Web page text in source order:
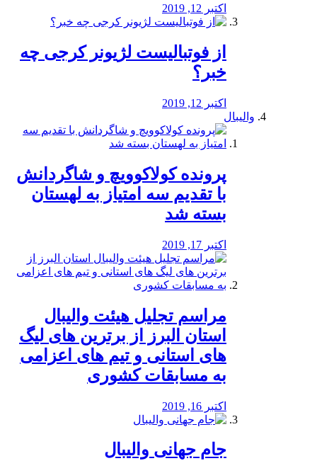
اکتبر 12, 2019
از فوتبالیست لژیونر کرجی چه
خبر؟
اکتبر 12, 2019
والیبال
پرونده کولاکوویچ و شاگردانش
با تقدیم سه امتیاز به لهستان
بسته شد
اکتبر 17, 2019
مراسم تجلیل هیئت والیبال
استان البرز از برترین های لیگ
های استانی و تیم های اعزامی
به مسابقات کشوری
اکتبر 16, 2019
جام جهانی والیبال